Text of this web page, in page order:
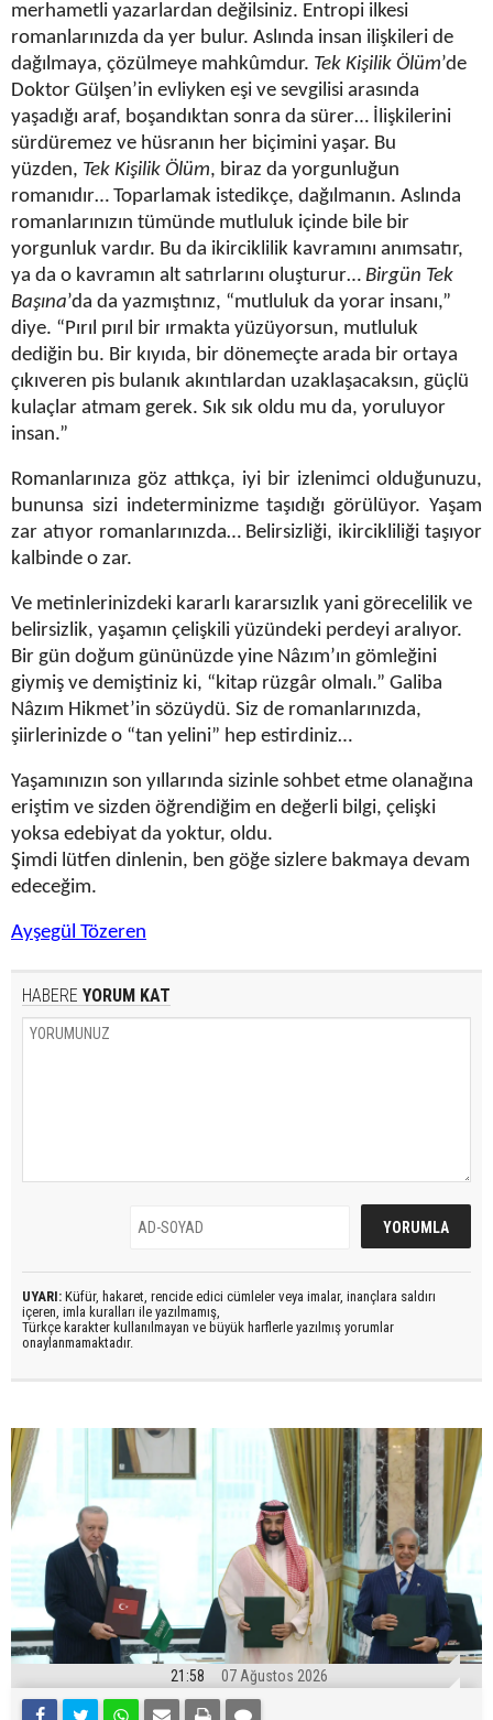
merhametli yazarlardan değilsiniz. Entropi ilkesi
romanlarınızda da yer bulur. Aslında insan ilişkileri de
dağılmaya, çözülmeye mahkûmdur. Tek Kişilik Ölüm’de
Doktor Gülşen’in evliyken eşi ve sevgilisi arasında
yaşadığı araf, boşandıktan sonra da sürer… İlişkilerini
sürdüremez ve hüsranın her biçimini yaşar. Bu
yüzden, Tek Kişilik Ölüm, biraz da yorgunluğun
romanıdır… Toparlamak istedikçe, dağılmanın. Aslında
romanlarınızın tümünde mutluluk içinde bile bir
yorgunluk vardır. Bu da ikirciklilik kavramını anımsatır,
ya da o kavramın alt satırlarını oluşturur… Birgün Tek
Başına’da da yazmıştınız, “mutluluk da yorar insanı,”
diye. “Pırıl pırıl bir ırmakta yüzüyorsun, mutluluk
dediğin bu. Bir kıyıda, bir dönemeçte arada bir ortaya
çıkıveren pis bulanık akıntılardan uzaklaşacaksın, güçlü
kulaçlar atmam gerek. Sık sık oldu mu da, yoruluyor
insan.”
Romanlarınıza göz attıkça, iyi bir izlenimci olduğunuzu,
bununsa sizi indeterminizme taşıdığı görülüyor. Yaşam
zar atıyor romanlarınızda… Belirsizliği, ikircikliliği taşıyor
kalbinde o zar.
Ve metinlerinizdeki kararlı kararsızlık yani görecelilik ve
belirsizlik, yaşamın çelişkili yüzündeki perdeyi aralıyor.
Bir gün doğum gününüzde yine Nâzım’ın gömleğini
giymiş ve demiştiniz ki, “kitap rüzgâr olmalı.” Galiba
Nâzım Hikmet’in sözüydü. Siz de romanlarınızda,
şiirlerinizde o “tan yelini” hep estirdiniz…
Yaşamınızın son yıllarında sizinle sohbet etme olanağına
eriştim ve sizden öğrendiğim en değerli bilgi, çelişki
yoksa edebiyat da yoktur, oldu.
Şimdi lütfen dinlenin, ben göğe sizlere bakmaya devam
edeceğim.
Ayşegül Tözeren
HABERE YORUM KAT
UYARI: Küfür, hakaret, rencide edici cümleler veya imalar, inançlara saldırı
içeren, imla kuralları ile yazılmamış,
Türkçe karakter kullanılmayan ve büyük harflerle yazılmış yorumlar
onaylanmamaktadır.
21:58 07 Ağustos 2026